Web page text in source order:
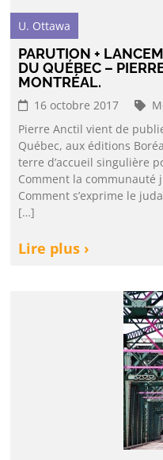
U. Ottawa
PARUTION +
DU QUÉBEC –
MONTRÉAL.
16 octobre 2017
Pierre Anctil vient de
Québec, aux éditions
terre d’accueil singulière
Comment la communauté
Comment s’exprime le
[…]
Lire plus ›